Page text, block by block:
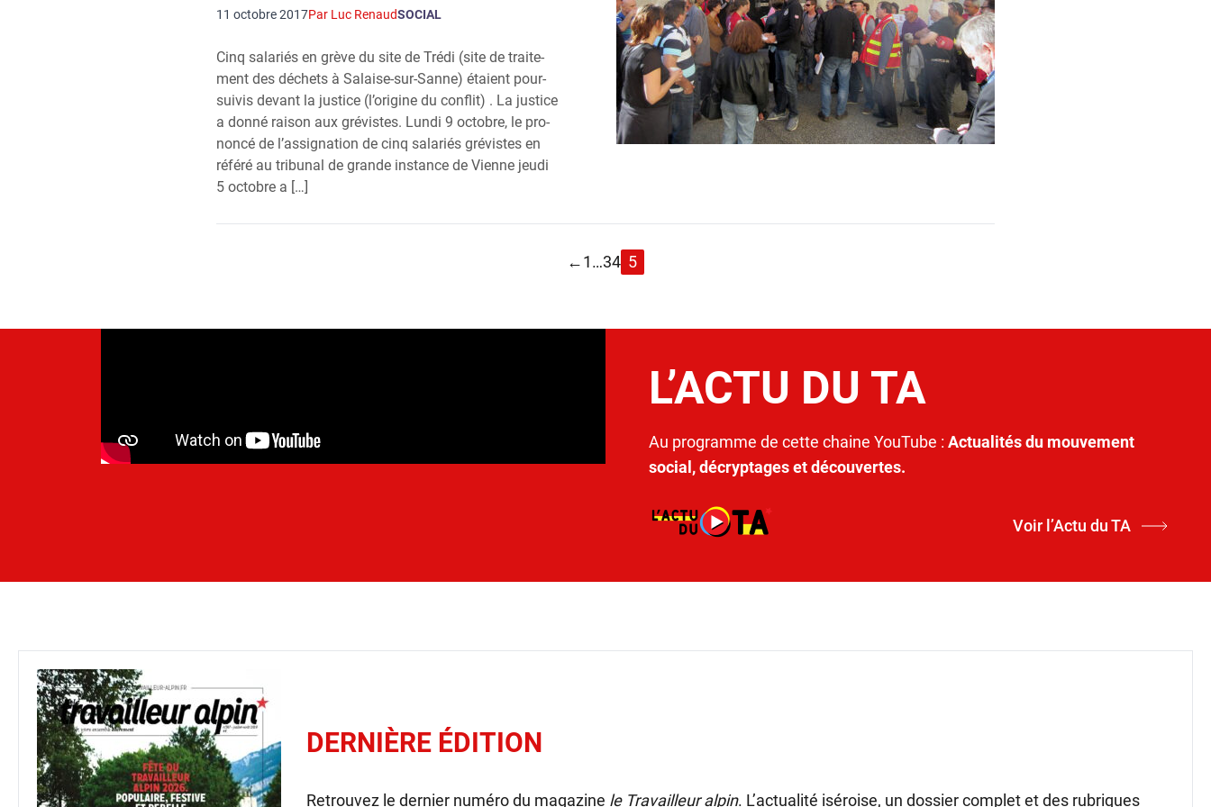
11 octobre 2017Par Luc RenaudSOCIAL
Cinq sala­riés en grève du site de Tré­di (site de trai­te­
ment des déchets à Salaise-sur-Sanne) étaient pour­
sui­vis devant la jus­tice (l’o­ri­gine du conflit) . La jus­tice
a don­né rai­son aux gré­vistes. Lun­di 9 octobre, le pro­
non­cé de l’as­si­gna­tion de cinq sala­riés gré­vistes en
réfé­ré au tri­bu­nal de grande ins­tance de Vienne jeu­di
5 octobre a […]
←1…34 5
L’ACTU DU TA
Au programme de cette chaine YouTube : Actualités du mouvement
social, décryptages et découvertes.
Voir l’Actu du TA
DERNIÈRE ÉDITION
Retrouvez le dernier numéro du magazine le Travailleur alpin. L’actualité iséroise, un dossier complet et des rubriques